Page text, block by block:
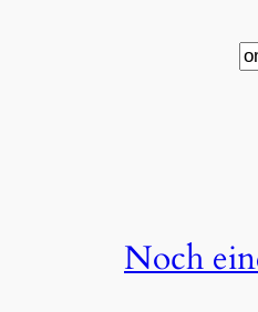
Noch